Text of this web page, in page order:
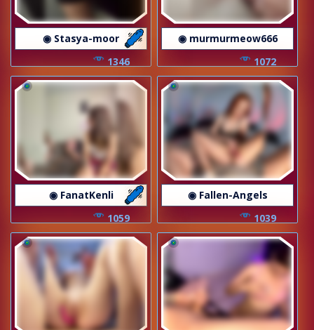
◉ Stasya-moor
1346
◉ murmurmeow666
1072
◉ FanatKenli
1059
◉ Fallen-Angels
1039